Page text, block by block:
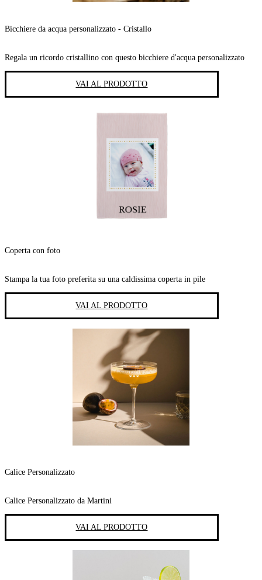
Bicchiere da acqua personalizzato - Cristallo
Regala un ricordo cristallino con questo bicchiere d'acqua personalizzato
VAI AL PRODOTTO
Coperta con foto
Stampa la tua foto preferita su una caldissima coperta in pile
VAI AL PRODOTTO
Calice Personalizzato
Calice Personalizzato da Martini
VAI AL PRODOTTO